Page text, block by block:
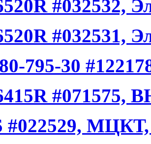
#032532,
#032531,
795-30
#071575,
#022529,